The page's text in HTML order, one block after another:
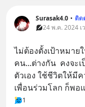
Surasak4.0 • ติด
24 พ.ค. 2024
ไม่ต้องตั้งเป้าหมาย
คน...ต่างกัน  คงจะ
ตัวเอง ใช้ชีวิตให้มี
เพื่อนร่วมโลก ก็พอ
1